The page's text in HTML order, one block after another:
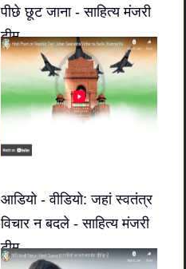
पीछे छूट जाना - साहित्य मंजरी
टीम
आडियो - वीडियो: जहां स्वतंत्र
विचार न बदले - साहित्य मंजरी
टीम